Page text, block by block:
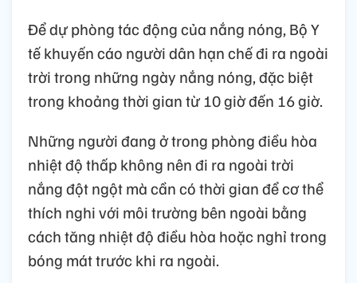
Để dự phòng tác động của nắng nóng, Bộ Y
tế khuyến cáo người dân hạn chế đi ra ngoài
trời trong những ngày nắng nóng, đặc biệt
trong khoảng thời gian từ 10 giờ đến 16 giờ.
Những người đang ở trong phòng điều hòa
nhiệt độ thấp không nên đi ra ngoài trời
nắng đột ngột mà cần có thời gian để cơ thể
thích nghi với môi trường bên ngoài bằng
cách tăng nhiệt độ điều hòa hoặc nghỉ trong
bóng mát trước khi ra ngoài.